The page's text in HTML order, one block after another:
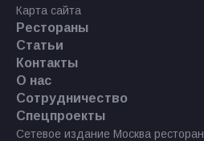
Карта сайта
Рестораны
Статьи
Контакты
О нас
Сотрудничество
Спецпроекты
Сетевое издание Москва